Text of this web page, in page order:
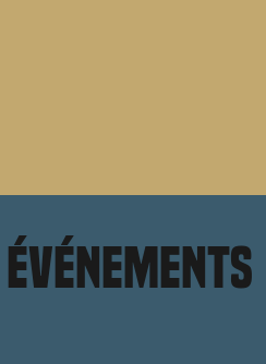
événements